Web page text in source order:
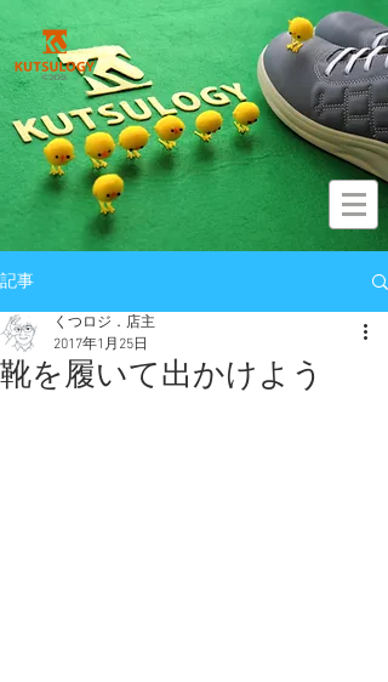
記事
靴を履いて出かけよう
くつロジ．店主
2017年1月25日